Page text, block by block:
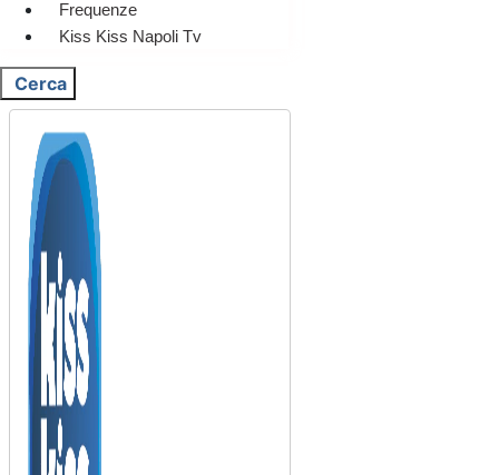
Frequenze
Kiss Kiss Napoli Tv
Cerca